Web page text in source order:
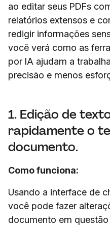
ao editar seus PDFs
relatórios extensos e
redigir informações
você verá como as
por IA ajudam a
precisão e menos
1. Edição de
rapidamente o
documento.
Como funciona:
Usando a interface de
você pode fazer
documento em